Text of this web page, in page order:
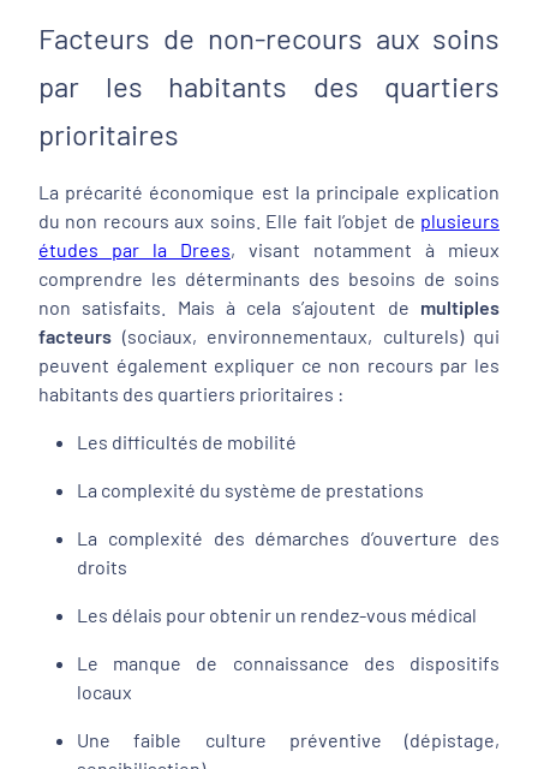
Facteurs de non-recours aux soins
par les habitants des quartiers
prioritaires
La précarité économique est la principale explication
du non recours aux soins. Elle fait l’objet de plusieurs
études par la Drees, visant notamment à mieux
comprendre les déterminants des besoins de soins
non satisfaits. Mais à cela s’ajoutent de multiples
facteurs (sociaux, environnementaux, culturels) qui
peuvent également expliquer ce non recours par les
habitants des quartiers prioritaires :
Les difficultés de mobilité
La complexité du système de prestations
La complexité des démarches d’ouverture des
droits
Les délais pour obtenir un rendez-vous médical
Le manque de connaissance des dispositifs
locaux
Une faible culture préventive (dépistage,